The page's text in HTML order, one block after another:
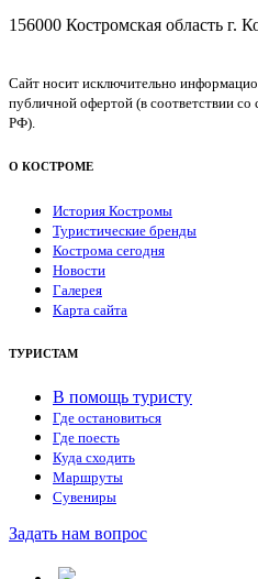
156000 Костромская область г.
Сайт носит исключительно
публичной офертой (в соответствии со
РФ).
О КОСТРОМЕ
История Костромы
Туристические бренды
Кострома сегодня
Новости
Галерея
Карта сайта
ТУРИСТАМ
В помощь туристу
Где остановиться
Где поесть
Куда сходить
Маршруты
Сувениры
Задать нам вопрос